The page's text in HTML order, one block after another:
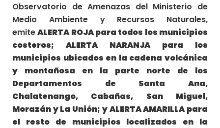
Observatorio de Amenazas del Ministerio de
Medio Ambiente y Recursos Naturales,
emiteALERTA ROJA para todos los municipios
costeros; ALERTA NARANJA para los
municipios ubicados en la cadena volcánica
y montañosa en la parte norte de los
Departamentos de Santa Ana,
Chalatenango, Cabañas, San Miguel,
Morazán y La Unión; y ALERTA AMARILLA para
el resto de municipios localizados en la